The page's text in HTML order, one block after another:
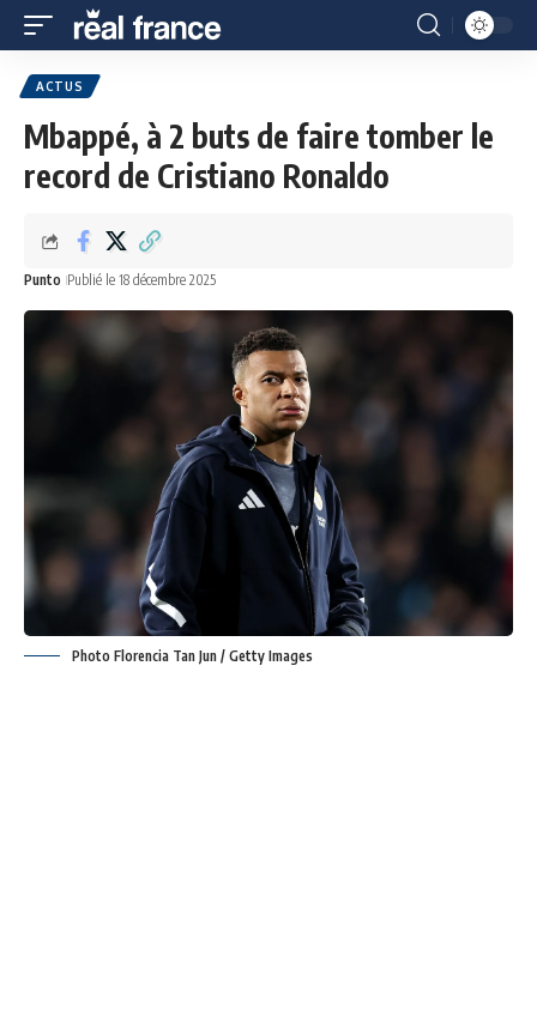
ACTUS
Mbappé, à 2 buts de faire tomber le
record de Cristiano Ronaldo
Punto Publié le 18 décembre 2025
Photo Florencia Tan Jun / Getty Images